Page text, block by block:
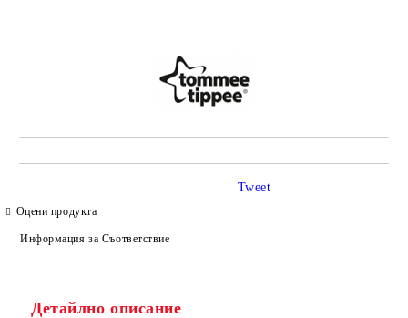
Оцени продукта
Информация за Съответствие
Tweet
Детайлно описание